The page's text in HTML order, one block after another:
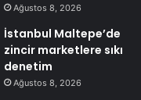
Ağustos 8, 2026
İstanbul Maltepe’de
zincir marketlere sıkı
denetim
Ağustos 8, 2026